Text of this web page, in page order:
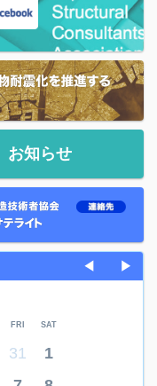
お知らせ
◀ ▶
FRI SAT
31
1